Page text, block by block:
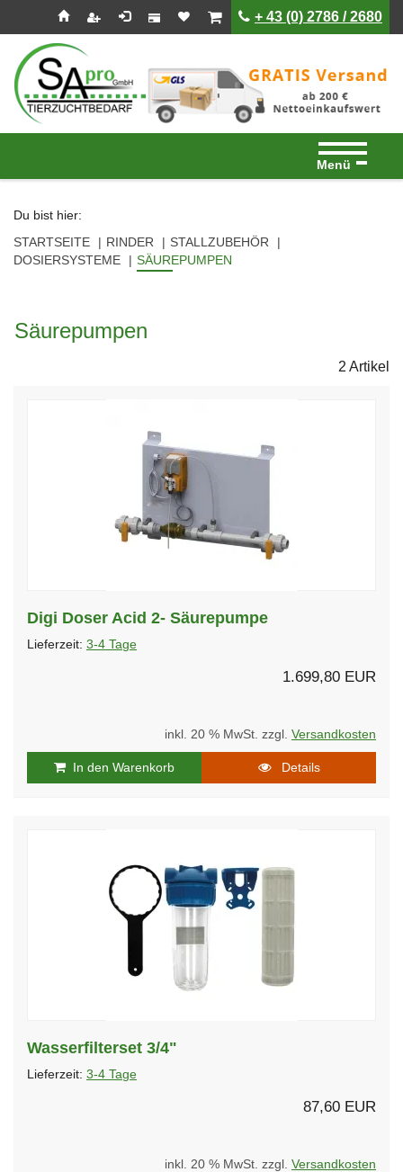
Seitenebreiche:
ist leerist leer+ 43 (0) 2786 / 2680
Menü
Du bist hier:
STARTSEITE
RINDER
STALLZUBEHÖR
DOSIERSYSTEME
SÄUREPUMPEN
Säurepumpen
2 Artikel
Digi Doser Acid 2- Säurepumpe
Lieferzeit: 3-4 Tage
1.699,80 EUR
inkl. 20 % MwSt. zzgl. Versandkosten
In den Warenkorb Details
Wasserfilterset 3/4"
Lieferzeit: 3-4 Tage
87,60 EUR
inkl. 20 % MwSt. zzgl. Versandkosten